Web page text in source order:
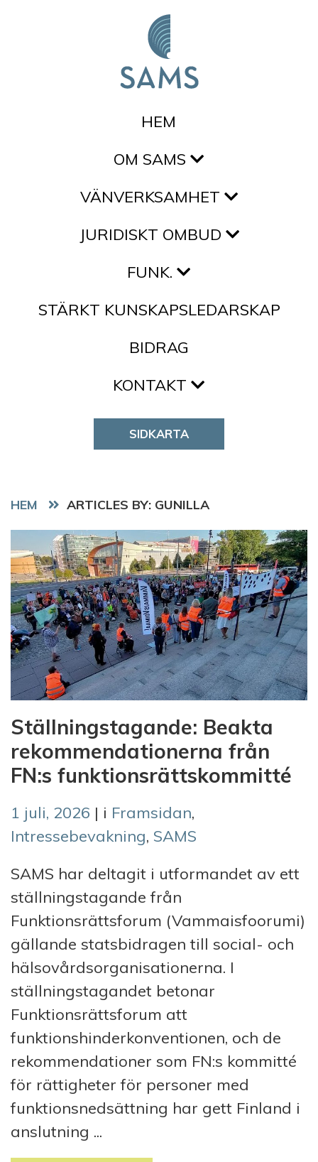
HEM
OM SAMS
VÄNVERKSAMHET
JURIDISKT OMBUD
FUNK.
STÄRKT KUNSKAPSLEDARSKAP
BIDRAG
KONTAKT
SIDKARTA
HEM ARTICLES BY: GUNILLA
Ställningstagande: Beakta
rekommendationerna från
FN:s funktionsrättskommitté
1 juli, 2026 | i Framsidan,
Intressebevakning, SAMS
SAMS har deltagit i utformandet av ett
ställningstagande från
Funktionsrättsforum (Vammaisfoorumi)
gällande statsbidragen till social- och
hälsovårdsorganisationerna. I
ställningstagandet betonar
Funktionsrättsforum att
funktionshinderkonventionen, och de
rekommendationer som FN:s kommitté
för rättigheter för personer med
funktionsnedsättning har gett Finland i
anslutning ...